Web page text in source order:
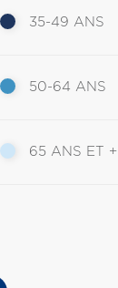
35-49 ANS
50-64 ANS
65 ANS ET +